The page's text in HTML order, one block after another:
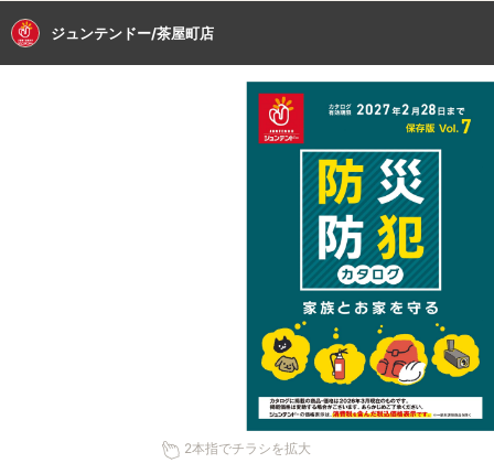
ジュンテンドー/茶屋町店
2本指でチラシを拡大